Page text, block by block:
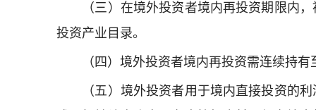
（三）在境外投资者境内再投资期限内，
投资产业目录。
（四）境外投资者境内再投资需连续持有
（五）境外投资者用于境内直接投资的利